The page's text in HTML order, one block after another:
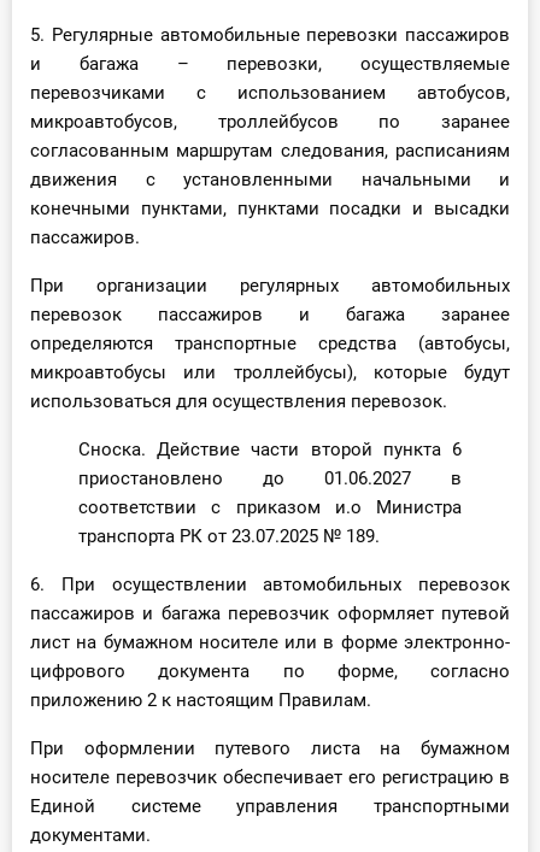
5. Регулярные автомобильные перевозки пассажиров
и багажа – перевозки, осуществляемые
перевозчиками с использованием автобусов,
микроавтобусов, троллейбусов по заранее
согласованным маршрутам следования, расписаниям
движения с установленными начальными и
конечными пунктами, пунктами посадки и высадки
пассажиров.
При организации регулярных автомобильных
перевозок пассажиров и багажа заранее
определяются транспортные средства (автобусы,
микроавтобусы или троллейбусы), которые будут
использоваться для осуществления перевозок.
Сноска. Действие части второй пункта 6
приостановлено до 01.06.2027 в
соответствии с приказом и.о Министра
транспорта РК от 23.07.2025 № 189.
6. При осуществлении автомобильных перевозок
пассажиров и багажа перевозчик оформляет путевой
лист на бумажном носителе или в форме электронно-
цифрового документа по форме, согласно
приложению 2 к настоящим Правилам.
При оформлении путевого листа на бумажном
носителе перевозчик обеспечивает его регистрацию в
Единой системе управления транспортными
документами.